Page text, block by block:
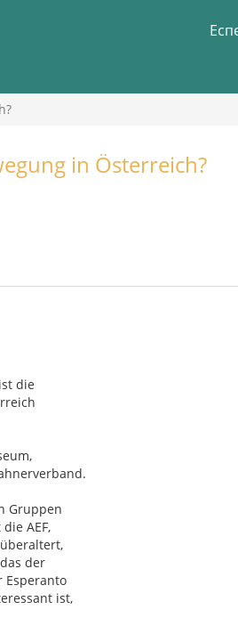
in Österreich?
die
Gruppen
AEF,
der
Esperanto
ist,